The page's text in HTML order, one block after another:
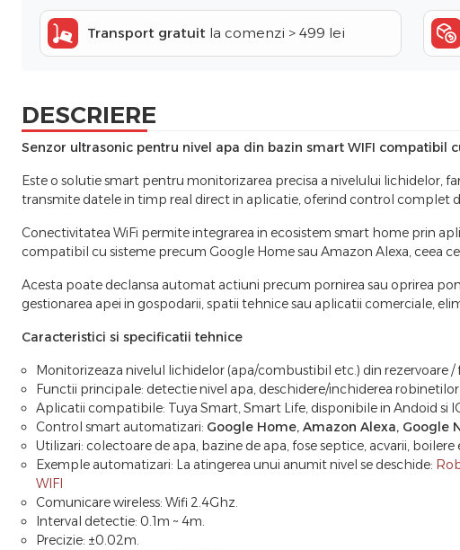
Transport gratuit la comenzi > 499 lei
DESCRIERE
Senzor ultrasonic pentru nivel apa din bazin smart WIFI compatibil
Este o solutie smart pentru monitorizarea precisa a nivelului lichidelor,
transmite datele in timp real direct in aplicatie, oferind control complet
Conectivitatea WiFi permite integrarea in ecosistem smart home prin
compatibil cu sisteme precum Google Home sau Amazon Alexa, ceea
Acesta poate declansa automat actiuni precum pornirea sau oprirea
gestionarea apei in gospodarii, spatii tehnice sau aplicatii comerciale,
Caracteristici si specificatii tehnice
Monitorizeaza nivelul lichidelor (apa/combustibil etc.) din rezervoare
Functii principale: detectie nivel apa, deschidere/inchiderea
Aplicatii compatibile: Tuya Smart, Smart Life, disponibile in Andoid si
Control smart automatizari: Google Home, Amazon Alexa, Google
Utilizari: colectoare de apa, bazine de apa, fose septice, acvarii, boilere
Exemple automatizari: La atingerea unui anumit nivel se deschide:
WIFI
Comunicare wireless: Wifi 2.4Ghz.
Interval detectie: 0.1m ~ 4m.
Precizie: ±0.02m.